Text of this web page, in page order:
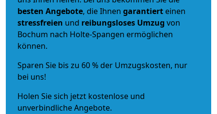
besten Angebote, die Ihnen garantiert einen
stressfreien und reibungsloses Umzug von
Bochum nach Holte-Spangen ermöglichen
können.
Sparen Sie bis zu 60 % der Umzugskosten, nur
bei uns!
Holen Sie sich jetzt kostenlose und
unverbindliche Angebote.